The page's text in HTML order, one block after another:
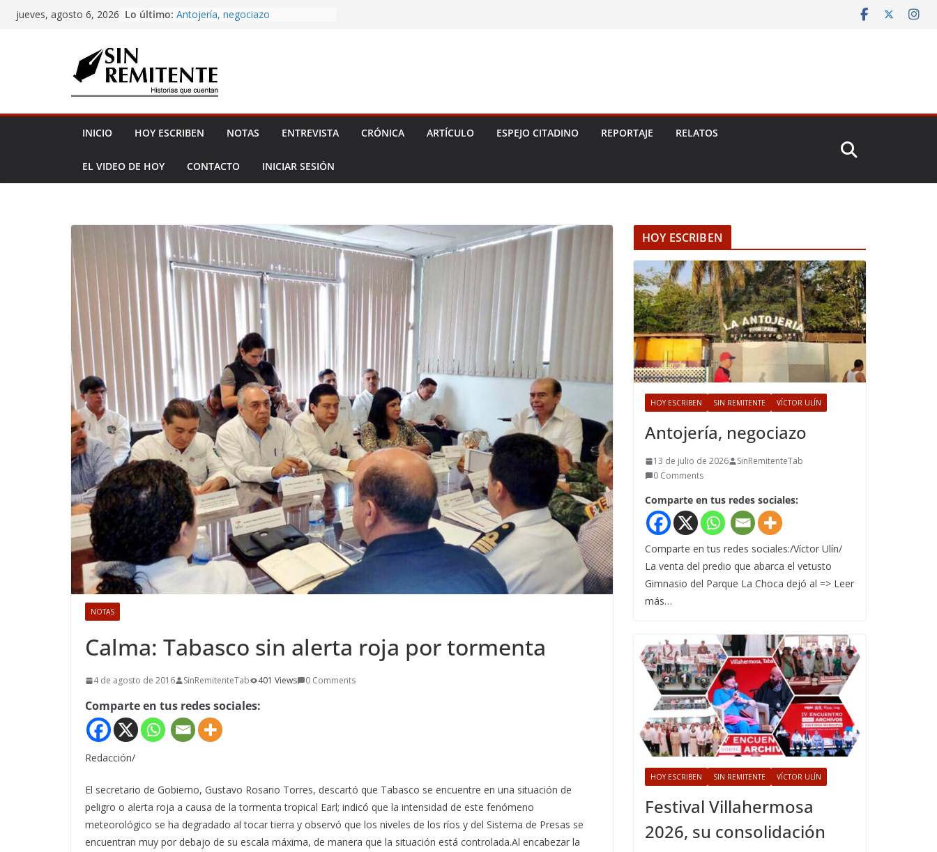
Skipjueves, agosto 6, 2026 Lo último: Antojería, negociazo
INICIO HOY ESCRIBEN NOTAS ENTREVISTA CRÓNICA ARTÍCULO ESPEJO CITADINO REPORTAJE RELATOS
EL VIDEO DE HOY CONTACTO INICIAR SESIÓN
NOTAS
Calma: Tabasco sin alerta roja por tormenta
4 de agosto de 2016 SinRemitenteTab 401 Views 0 Comments
Comparte en tus redes sociales:
Redacción/
El secretario de Gobierno, Gustavo Rosario Torres, descartó que Tabasco se encuentre en una situación de
peligro o alerta roja a causa de la tormenta tropical Earl; indicó que la intensidad de este fenómeno
meteorológico se ha degradado al tocar tierra y observó que los niveles de los ríos y del Sistema de Presas se
encuentran muy por debajo de su escala máxima, de manera que la situación está controlada.Al encabezar la
HOY ESCRIBEN
HOY ESCRIBEN SIN REMITENTE VÍCTOR ULÍN
Antojería, negociazo
13 de julio de 2026
SinRemitenteTab
0 Comments
Comparte en tus redes sociales:
Comparte en tus redes sociales:/Víctor Ulín/
La venta del predio que abarca el vetusto
Gimnasio del Parque La Choca dejó al => Leer
más…
HOY ESCRIBEN SIN REMITENTE VÍCTOR ULÍN
Festival Villahermosa
2026, su consolidación